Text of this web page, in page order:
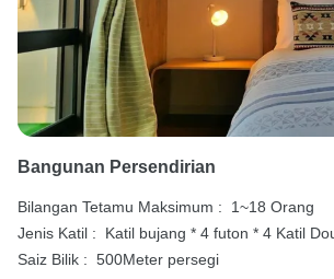
Bangunan Persendirian
Bilangan Tetamu Maksimum :
1~18 Orang
Jenis Katil :
Katil bujang * 4 futon * 4 Katil
Saiz Bilik : 500Meter persegi